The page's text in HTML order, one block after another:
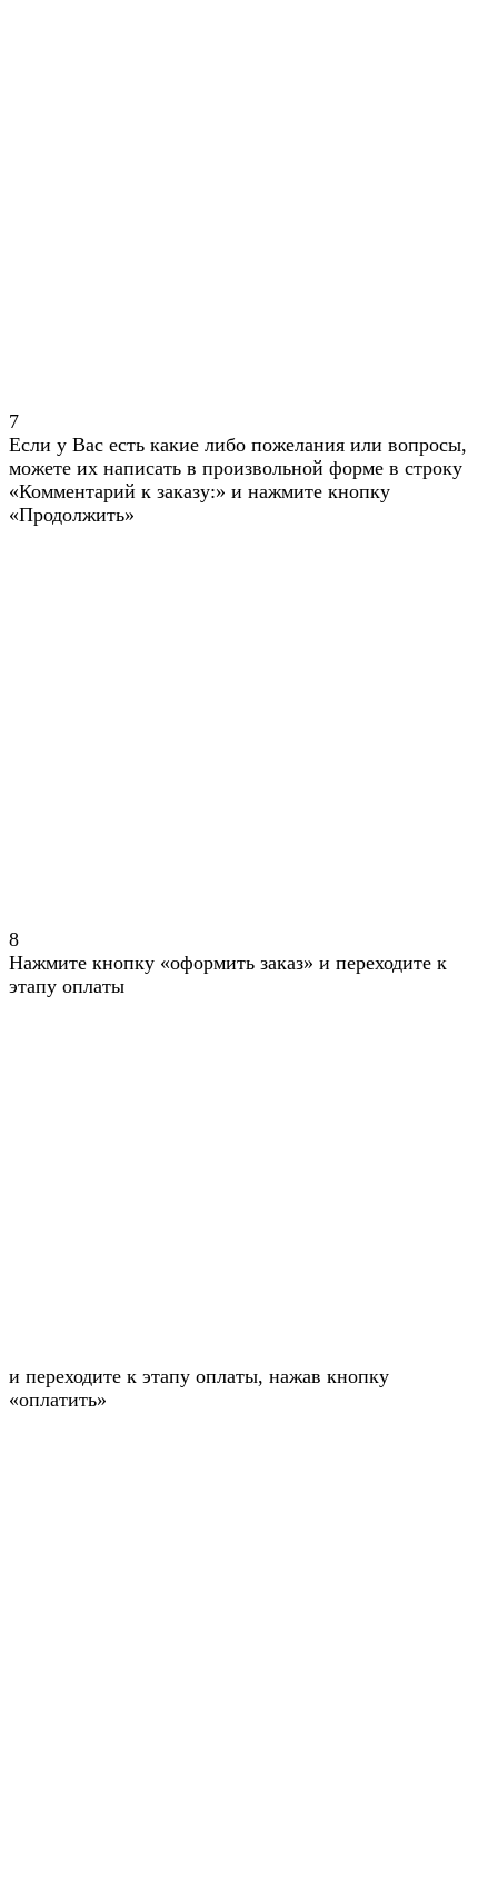
7
Если у Вас есть какие либо пожелания или вопросы,
можете их написать в произвольной форме в строку
«Комментарий к заказу:» и нажмите кнопку
«Продолжить»
8
Нажмите кнопку «оформить заказ» и переходите к
этапу оплаты
и переходите к этапу оплаты, нажав кнопку
«оплатить»